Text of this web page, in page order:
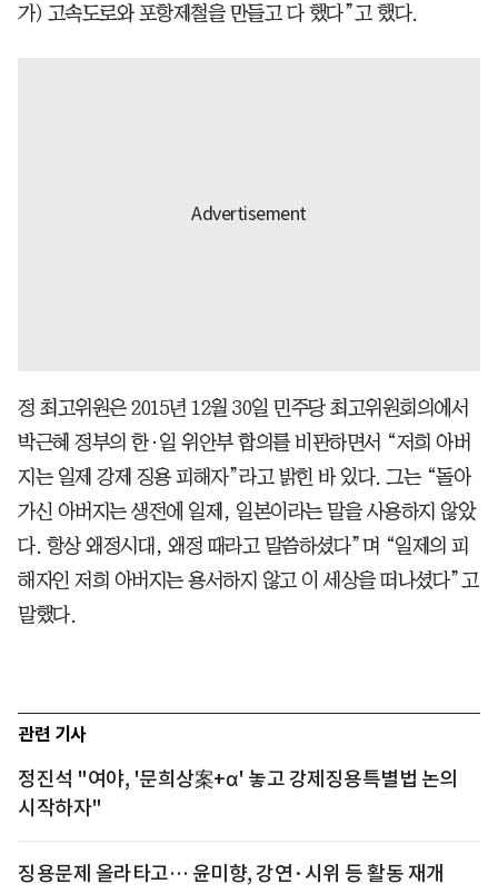
가) 고속도로와 포항제철을 만들고 다 했다”고 했다.
정 최고위원은 2015년 12월 30일 민주당 최고위원회의에서
박근혜 정부의 한·일 위안부 합의를 비판하면서 “저희 아버
지는 일제 강제 징용 피해자”라고 밝힌 바 있다. 그는 “돌아
가신 아버지는 생전에 일제, 일본이라는 말을 사용하지 않았
다. 항상 왜정시대, 왜정 때라고 말씀하셨다”며 “일제의 피
해자인 저희 아버지는 용서하지 않고 이 세상을 떠나셨다”고
말했다.
관련 기사
정진석 "여야, '문희상案+α' 놓고 강제징용특별법 논의
시작하자"
징용문제 올라타고… 윤미향, 강연·시위 등 활동 재개